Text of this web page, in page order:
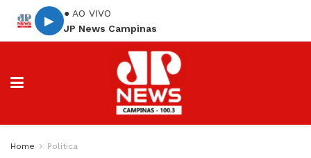
▶
● AO VIVO
JP News Campinas
Home Política